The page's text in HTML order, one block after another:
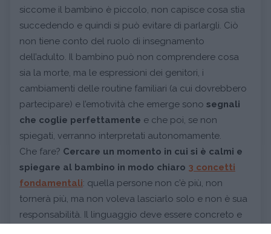
siccome il bambino è piccolo, non capisce cosa stia
succedendo e quindi si può evitare di parlargli. Ciò
non tiene conto del ruolo di insegnamento
dell’adulto. Il bambino può non comprendere cosa
sia la morte, ma le espressioni dei genitori, i
cambiamenti delle routine familiari (a cui dovrebbero
partecipare) e l’emotività che emerge sono segnali
che coglie perfettamente e che poi, se non
spiegati, verranno interpretati autonomamente.
Che fare? Cercare un momento in cui si è calmi e
spiegare al bambino in modo chiaro 3 concetti
fondamentali: quella persone non c’è più, non
tornerà più, ma non voleva lasciarlo solo e non è sua
responsabilità. Il linguaggio deve essere concreto e